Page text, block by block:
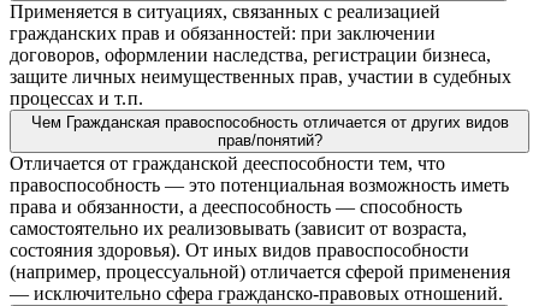
Применяется в ситуациях, связанных с реализацией
гражданских прав и обязанностей: при заключении
договоров, оформлении наследства, регистрации бизнеса,
защите личных неимущественных прав, участии в судебных
процессах и т. п.
Чем Гражданская правоспособность отличается от других видов
прав/понятий?
Отличается от гражданской дееспособности тем, что
правоспособность — это потенциальная возможность иметь
права и обязанности, а дееспособность — способность
самостоятельно их реализовывать (зависит от возраста,
состояния здоровья). От иных видов правоспособности
(например, процессуальной) отличается сферой применения
— исключительно сфера гражданско‑правовых отношений.